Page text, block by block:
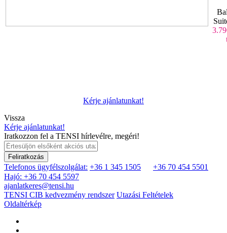
Kérje ajánlatunkat!
Vissza
Kérje ajánlatunkat!
Iratkozzon fel a TENSI hírlevélre, megéri!
Feliratkozás
Telefonos ügyfélszolgálat: +36 1 345 1505
+36 70 454 5501
Hajó: +36 70 454 5597
ajanlatkeres@tensi.hu
TENSI CIB kedvezmény rendszer Utazási Feltételek
Oldaltérkép